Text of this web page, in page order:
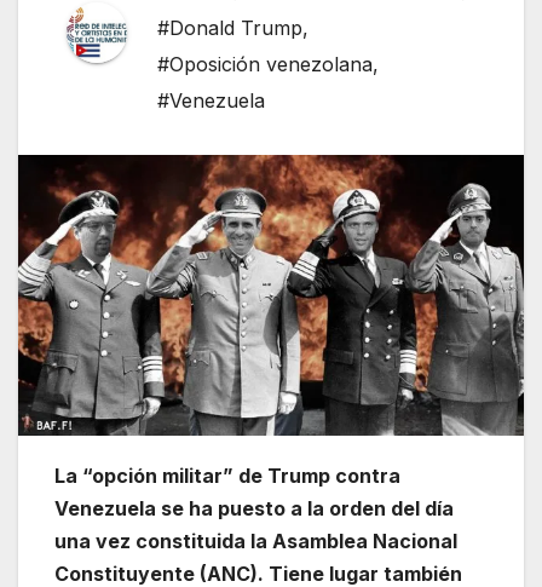
#Donald Trump,
#Oposición venezolana,
#Venezuela
La “opción militar” de Trump contra
Venezuela se ha puesto a la orden del día
una vez constituida la Asamblea Nacional
Constituyente (ANC). Tiene lugar también